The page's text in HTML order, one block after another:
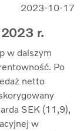
2023-10-17
r.
w dalszym
Po
netto
SEK (11,9),
w